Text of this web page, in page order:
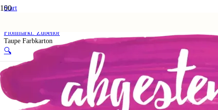
Start
Flohmarkt: Zubehör
Taupe Farbkarton
🔍